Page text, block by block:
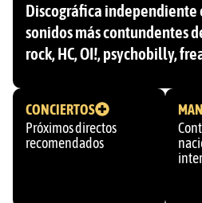
Discográfica independiente
sonidos más contundentes
rock, HC, OI!, psychobilly,
CONCIERTOS
Próximos directos
recomendados